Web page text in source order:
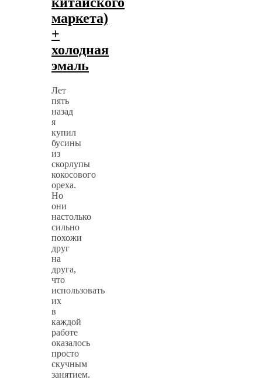
маркета)
+
холодная
эмаль
Лет
пять
назад
я
купил
бусины
из
скорлупы
кокосового
ореха.
Но
они
настолько
сильно
похожи
друг
на
друга,
что
использовать
их
в
каждой
работе
оказалось
просто
скучным
занятием.